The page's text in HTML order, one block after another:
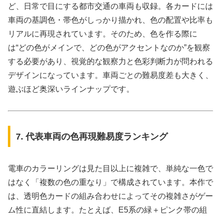
ど、日常で目にする都市交通の車両も収録。各カードには
車両の基調色・帯色がしっかり描かれ、色の配置や比率も
リアルに再現されています。そのため、色を作る際に
は“どの色がメインで、どの色がアクセントなのか”を観察
する必要があり、視覚的な観察力と色彩判断力が問われる
デザインになっています。車両ごとの難易度差も大きく、
遊ぶほど奥深いラインナップです。
7. 代表車両の色再現難易度ランキング
電車のカラーリングは見た目以上に複雑で、単純な一色で
はなく「複数の色の重なり」で構成されています。本作で
は、透明色カードの組み合わせによってその複雑さがゲー
ム性に直結します。たとえば、E5系の緑＋ピンク帯の組